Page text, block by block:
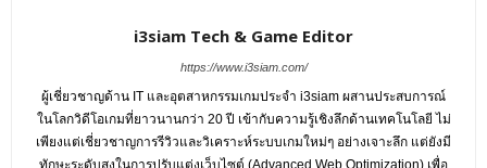
i3siam Tech & Game Editor
https://www.i3siam.com/
ผู้เชี่ยวชาญด้าน IT และอุตสาหกรรมเกมประจำ i3siam ผสานประสบการณ์
ในโลกวิดีโอเกมที่ยาวนานกว่า 20 ปี เข้ากับความรู้เชิงลึกด้านเทคโนโลยี ไม่
เพียงแต่เชี่ยวชาญการรีวิวและวิเคราะห์ระบบเกมใหม่ๆ อย่างเจาะลึก แต่ยังมี
ทักษะระดับสูงในการปรับแต่งเว็บไซต์ (Advanced Web Optimization) เพื่อ